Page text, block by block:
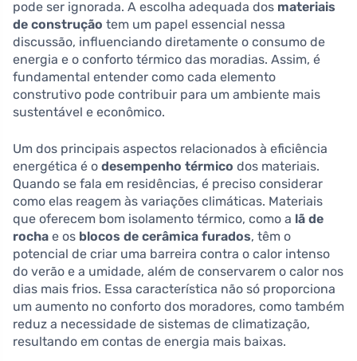
pode ser ignorada. A escolha adequada dos materiais
de construção tem um papel essencial nessa
discussão, influenciando diretamente o consumo de
energia e o conforto térmico das moradias. Assim, é
fundamental entender como cada elemento
construtivo pode contribuir para um ambiente mais
sustentável e econômico.
Um dos principais aspectos relacionados à eficiência
energética é o desempenho térmico dos materiais.
Quando se fala em residências, é preciso considerar
como elas reagem às variações climáticas. Materiais
que oferecem bom isolamento térmico, como a lã de
rocha e os blocos de cerâmica furados, têm o
potencial de criar uma barreira contra o calor intenso
do verão e a umidade, além de conservarem o calor nos
dias mais frios. Essa característica não só proporciona
um aumento no conforto dos moradores, como também
reduz a necessidade de sistemas de climatização,
resultando em contas de energia mais baixas.